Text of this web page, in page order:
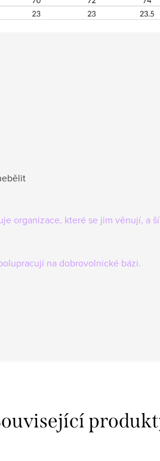
organizace, které se jim věnují, a
na dobrovolnické bázi.